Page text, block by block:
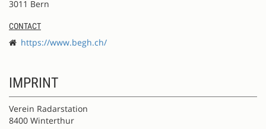
3011 Bern
CONTACT
https://www.begh.ch/
IMPRINT
Verein Radarstation
8400 Winterthur